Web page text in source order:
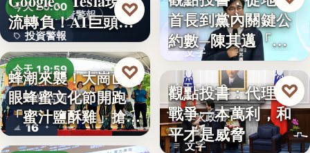
投資警報
今天 20:00
投資警報
文字
流轉負！AI巨頭…
♡
今天 19:59
農業活動
16
蜂潮來襲！大崗山龍
眼蜂蜜文化節開跑
「蜜汁鹽酥雞」搶先
爆…
♡
政治分析
文字
首長到黨內關鍵公
約數─陳其邁「被
組閣」背…
今天 06:50
軍火政治
文字
觀點投書：代理人
戰爭一本萬利，和
平才是威脅
♡